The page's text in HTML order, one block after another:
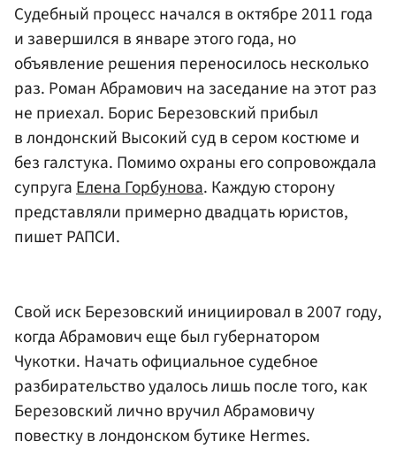
Судебный процесс начался в октябре 2011 года
и завершился в январе этого года, но
объявление решения переносилось несколько
раз. Роман Абрамович на заседание на этот раз
не приехал. Борис Березовский прибыл
в лондонский Высокий суд в сером костюме и
без галстука. Помимо охраны его сопровождала
супругаЕлена Горбунова. Каждую сторону
представляли примерно двадцать юристов,
пишет РАПСИ.
Свой иск Березовский инициировал в 2007 году,
когда Абрамович еще был губернатором
Чукотки. Начать официальное судебное
разбирательство удалось лишь после того, как
Березовский лично вручил Абрамовичу
повестку в лондонском бутике Hermes.